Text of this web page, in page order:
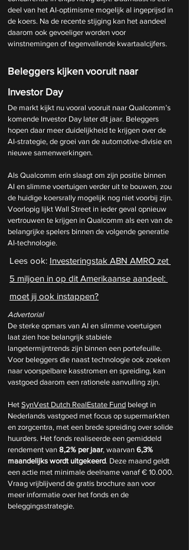
deel van het AI-optimisme mogelijk al ingeprijsd in
de koers. Na de recente stijging kan het aandeel
daarom ook gevoeliger worden voor
winstnemingen of tegenvallende kwartaalcijfers.
Beleggers kijken vooruit naar
Investor Day
De markt kijkt nu vooral vooruit naar Qualcomm’s
komende Investor Day later dit jaar. Beleggers
hopen daar meer duidelijkheid te krijgen over de
AI-strategie, de groei van de automotive-divisie en
nieuwe samenwerkingen.
Als Qualcomm erin slaagt om zijn positie binnen
AI en slimme voertuigen verder uit te bouwen, zou
de huidige koersrally mogelijk nog niet voorbij zijn.
Voorlopig lijkt Wall Street in ieder geval opnieuw
vertrouwen te krijgen in Qualcomm als een van de
belangrijke spelers binnen de volgende generatie
AI-technologie.
Lees ook: Investeringstak ABN AMRO zet
5 miljoen in op dit Amerikaanse aandeel:
moet jij ook instappen?
Advertorial
De sterke opmars van AI en slimme voertuigen
laat zien hoe belangrijk stabiele
langetermijntrends zijn binnen een portefeuille.
Voor beleggers die naast technologie ook zoeken
naar voorspelbare kasstromen en spreiding, kan
vastgoed daarom een rationele aanvulling zijn.
Het SynVest Dutch RealEstate Fund belegt in
Nederlands vastgoed met focus op supermarkten
en zorgcentra, met een brede spreiding over solide
huurders. Het fonds realiseerde een gemiddeld
rendement van 8,2% per jaar, waarvan 6,3%
maandelijks wordt uitgekeerd. Deze maand geldt
een actie met minimale deelname vanaf € 10.000.
Vraag vrijblijvend de gratis brochure aan voor
meer informatie over het fonds en de
beleggingsstrategie.